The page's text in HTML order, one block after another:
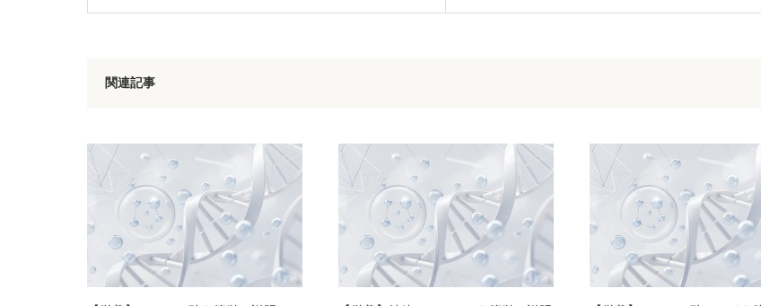
関連記事